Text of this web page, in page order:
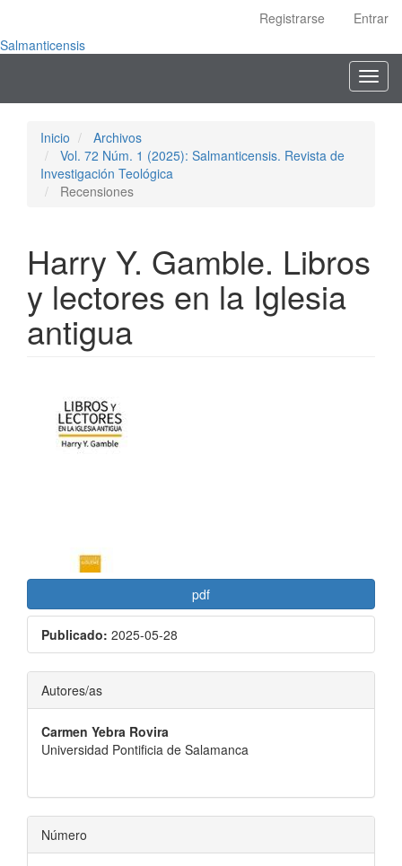
Contenido
Registrarse
Entrar
Salmanticensis
Inicio
Archivos
Vol. 72 Núm. 1 (2025): Salmanticensis. Revista de
Investigación Teológica
Recensiones
Harry Y. Gamble. Libros
y lectores en la Iglesia
antigua
lateral
del
pdf
Publicado: 2025-05-28
Contenido
principal
del
Autores/as
Carmen Yebra Rovira
Universidad Pontificia de Salamanca
Número